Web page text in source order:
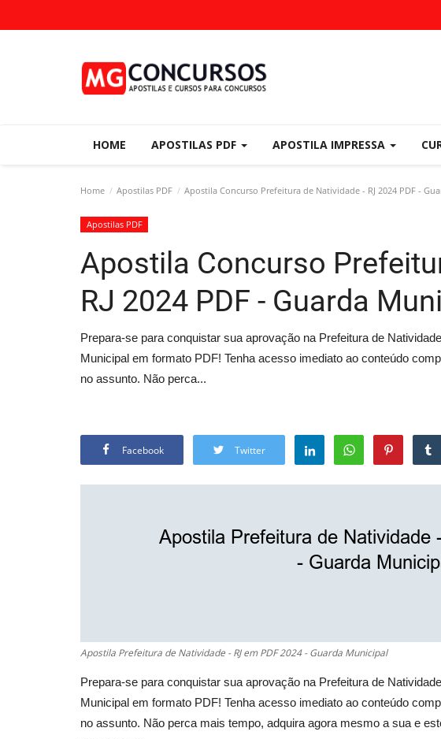
HOME APOSTILAS PDF APOSTILA IMPRESSA
Home Apostilas PDF Apostila Concurso Prefeitura de Natividade - RJ 2024 PDF -
Apostilas PDF
Apostila Concurso
RJ 2024 PDF - Guarda
Prepara-se para conquistar sua aprovação na Prefeitura de
Municipal em formato PDF! Tenha acesso imediato ao conteúdo
no assunto. Não perca...
Facebook Twitter
Apostila Prefeitura de Natividade - RJ em PDF 2024 - Guarda Municipal
Prepara-se para conquistar sua aprovação na Prefeitura de
Municipal em formato PDF! Tenha acesso imediato ao conteúdo
no assunto. Não perca mais tempo, adquira agora mesmo a sua e